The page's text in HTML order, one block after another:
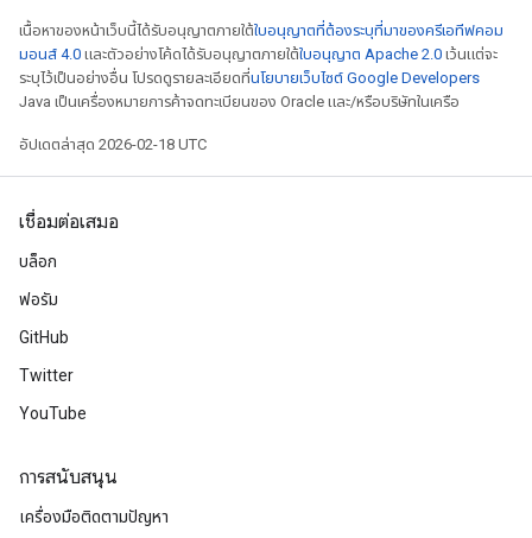
เนื้อหาของหน้าเว็บนี้ได้รับอนุญาตภายใต้ใบอนุญาตที่ต้องระบุที่มาของครีเอทีฟคอม
มอนส์ 4.0 และตัวอย่างโค้ดได้รับอนุญาตภายใต้ใบอนุญาต Apache 2.0 เว้นแต่จะ
ระบุไว้เป็นอย่างอื่น โปรดดูรายละเอียดที่นโยบายเว็บไซต์ Google Developers
Java เป็นเครื่องหมายการค้าจดทะเบียนของ Oracle และ/หรือบริษัทในเครือ
อัปเดตล่าสุด 2026-02-18 UTC
เชื่อมต่อเสมอ
บล็อก
ฟอรัม
GitHub
Twitter
YouTube
การสนับสนุน
เครื่องมือติดตามปัญหา